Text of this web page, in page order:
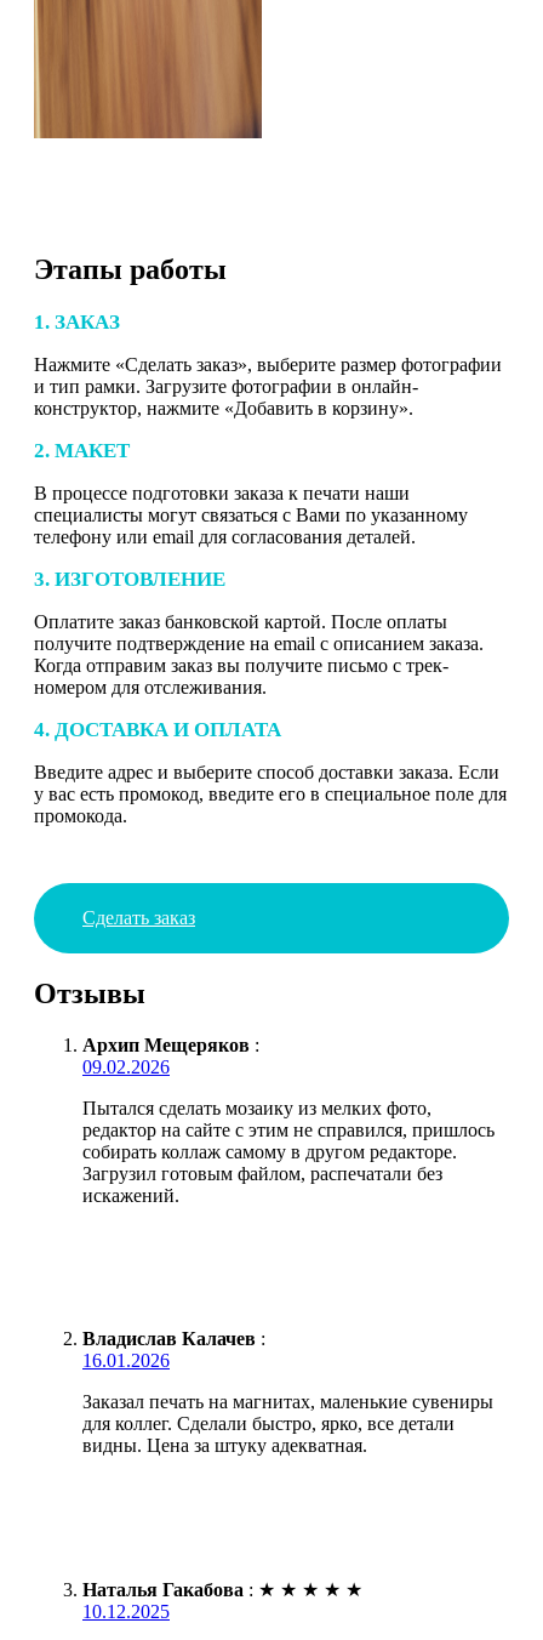
Этапы работы
1. ЗАКАЗ
Нажмите «Сделать заказ», выберите размер фотографии
и тип рамки. Загрузите фотографии в онлайн-
конструктор, нажмите «Добавить в корзину».
2. МАКЕТ
В процессе подготовки заказа к печати наши
специалисты могут связаться с Вами по указанному
телефону или email для согласования деталей.
3. ИЗГОТОВЛЕНИЕ
Оплатите заказ банковской картой. После оплаты
получите подтверждение на email с описанием заказа.
Когда отправим заказ вы получите письмо с трек-
номером для отслеживания.
4. ДОСТАВКА И ОПЛАТА
Введите адрес и выберите способ доставки заказа. Если
у вас есть промокод, введите его в специальное поле для
промокода.
Сделать заказ
Отзывы
Архип Мещеряков :
09.02.2026
Пытался сделать мозаику из мелких фото,
редактор на сайте с этим не справился, пришлось
собирать коллаж самому в другом редакторе.
Загрузил готовым файлом, распечатали без
искажений.
Владислав Калачев :
16.01.2026
Заказал печать на магнитах, маленькие сувениры
для коллег. Сделали быстро, ярко, все детали
видны. Цена за штуку адекватная.
Наталья Гакабова : ★ ★ ★ ★ ★
10.12.2025